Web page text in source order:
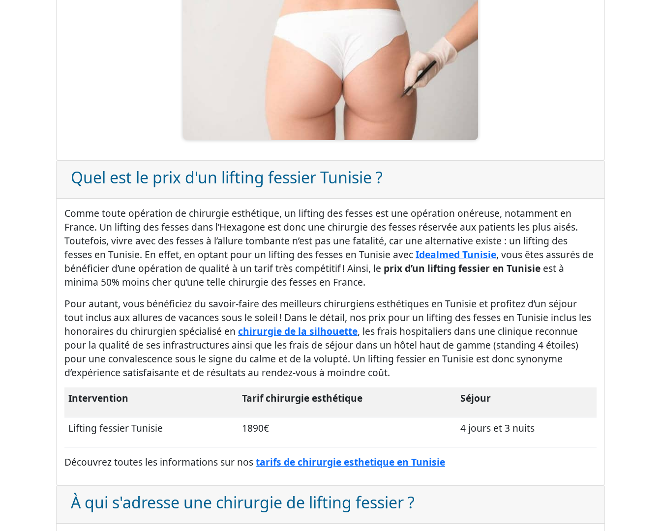
Quel est le prix d'un lifting fessier Tunisie ?
Comme toute opération de chirurgie esthétique, un lifting des fesses est une opération onéreuse, notamment en
France. Un lifting des fesses dans l’Hexagone est donc une chirurgie des fesses réservée aux patients les plus aisés.
Toutefois, vivre avec des fesses à l’allure tombante n’est pas une fatalité, car une alternative existe : un lifting des
fesses en Tunisie. En effet, en optant pour un lifting des fesses en Tunisie avecIdealmed Tunisie, vous êtes assurés de
bénéficier d’une opération de qualité à un tarif très compétitif ! Ainsi, le prix d’un lifting fessier en Tunisie est à
minima 50% moins cher qu’une telle chirurgie des fesses en France.
Pour autant, vous bénéficiez du savoir-faire des meilleurs chirurgiens esthétiques en Tunisie et profitez d’un séjour
tout inclus aux allures de vacances sous le soleil ! Dans le détail, nos prix pour un lifting des fesses en Tunisie inclus les
honoraires du chirurgien spécialisé en chirurgie de la silhouette, les frais hospitaliers dans une clinique reconnue
pour la qualité de ses infrastructures ainsi que les frais de séjour dans un hôtel haut de gamme (standing 4 étoiles)
pour une convalescence sous le signe du calme et de la volupté. Un lifting fessier en Tunisie est donc synonyme
d’expérience satisfaisante et de résultats au rendez-vous à moindre coût.
Intervention
Tarif chirurgie esthétique Séjour
Lifting fessier Tunisie 1890€ 4 jours et 3 nuits
Découvrez toutes les informations sur nostarifs de chirurgie esthetique en Tunisie
À qui s'adresse une chirurgie de lifting fessier ?